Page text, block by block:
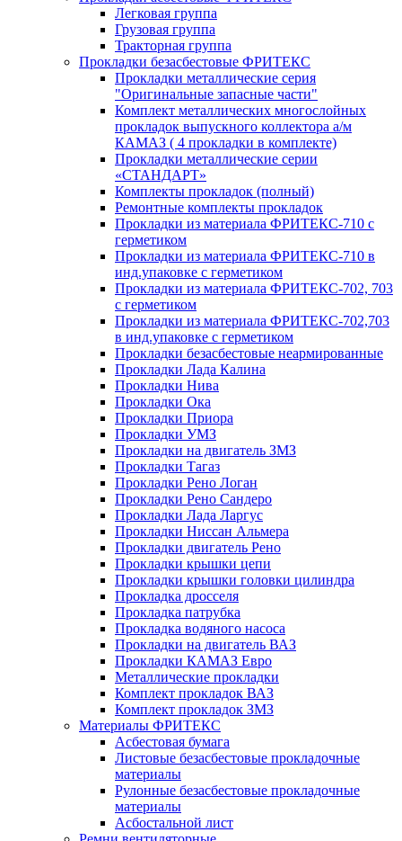
Легковая группа
Грузовая группа
Тракторная группа
Прокладки безасбестовые ФРИТЕКС
Прокладки металлические серия
"Оригинальные запасные части"
Комплект металлических многослойных
прокладок выпускного коллектора а/м
КАМАЗ ( 4 прокладки в комплекте)
Прокладки металлические серии
«СТАНДАРТ»
Комплекты прокладок (полный)
Ремонтные комплекты прокладок
Прокладки из материала ФРИТЕКС-710 с
герметиком
Прокладки из материала ФРИТЕКС-710 в
инд.упаковке с герметиком
Прокладки из материала ФРИТЕКС-702, 703
с герметиком
Прокладки из материала ФРИТЕКС-702,703
в инд.упаковке с герметиком
Прокладки безасбестовые неармированные
Прокладки Лада Калина
Прокладки Нива
Прокладки Ока
Прокладки Приора
Прокладки УМЗ
Прокладки на двигатель ЗМЗ
Прокладки Тагаз
Прокладки Рено Логан
Прокладки Рено Сандеро
Прокладки Лада Ларгус
Прокладки Ниссан Альмера
Прокладки двигатель Рено
Прокладки крышки цепи
Прокладки крышки головки цилиндра
Прокладка дросселя
Прокладка патрубка
Прокладка водяного насоса
Прокладки на двигатель ВАЗ
Прокладки КАМАЗ Евро
Металлические прокладки
Комплект прокладок ВАЗ
Комплект прокладок ЗМЗ
Материалы ФРИТЕКС
Асбестовая бумага
Листовые безасбестовые прокладочные
материалы
Рулонные безасбестовые прокладочные
материалы
Асбостальной лист